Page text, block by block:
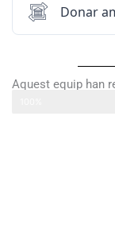
Donar
Aquest equip han